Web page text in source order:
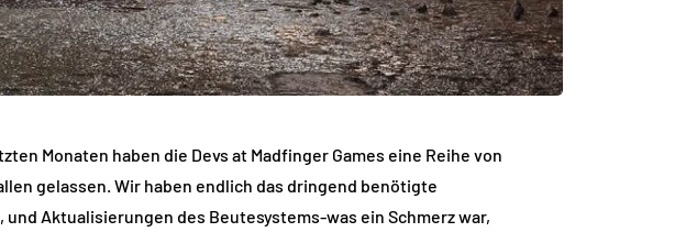
Monaten haben die Devs at Madfinger Games eine Reihe von
gelassen. Wir haben endlich das dringend benötigte
Aktualisierungen des Beutesystems-was ein Schmerz war,